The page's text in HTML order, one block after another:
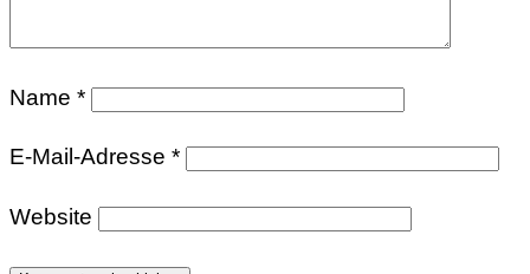
Name *
E-Mail-Adresse *
Website